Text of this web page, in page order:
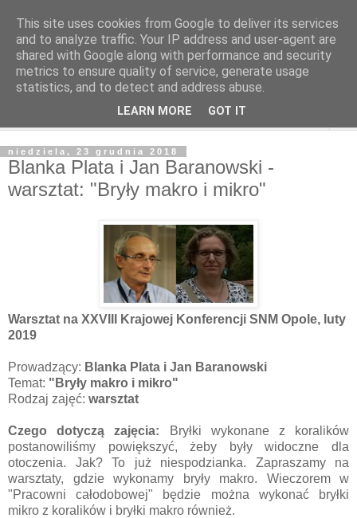
niedziela, 23 grudnia 2018
Blanka Plata i Jan Baranowski -
warsztat: "Bryły makro i mikro"
Warsztat na XXVIII Krajowej Konferencji SNM Opole, luty
2019
Prowadzący: Blanka Plata i Jan Baranowski
Temat: "Bryły makro i mikro"
Rodzaj zajęć: warsztat
Czego dotyczą zajęcia:
Bryłki wykonane z koralików
postanowiliśmy powiększyć, żeby były widoczne dla
otoczenia. Jak? To już niespodzianka. Zapraszamy na
warsztaty, gdzie wykonamy bryły makro. Wieczorem w
"Pracowni całodobowej" będzie można wykonać bryłki
mikro z koralików i bryłki makro również.
This site uses cookies from Google to deliver its services
and to analyze traffic. Your IP address and user-agent are
shared with Google along with performance and security
metrics to ensure quality of service, generate usage
statistics, and to detect and address abuse.
LEARN MORE GOT IT